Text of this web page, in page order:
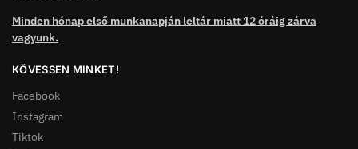
Minden hónap első munkanapján leltár miatt 12 óráig zárva
vagyunk.
KÖVESSEN MINKET!
Facebook
Instagram
Tiktok